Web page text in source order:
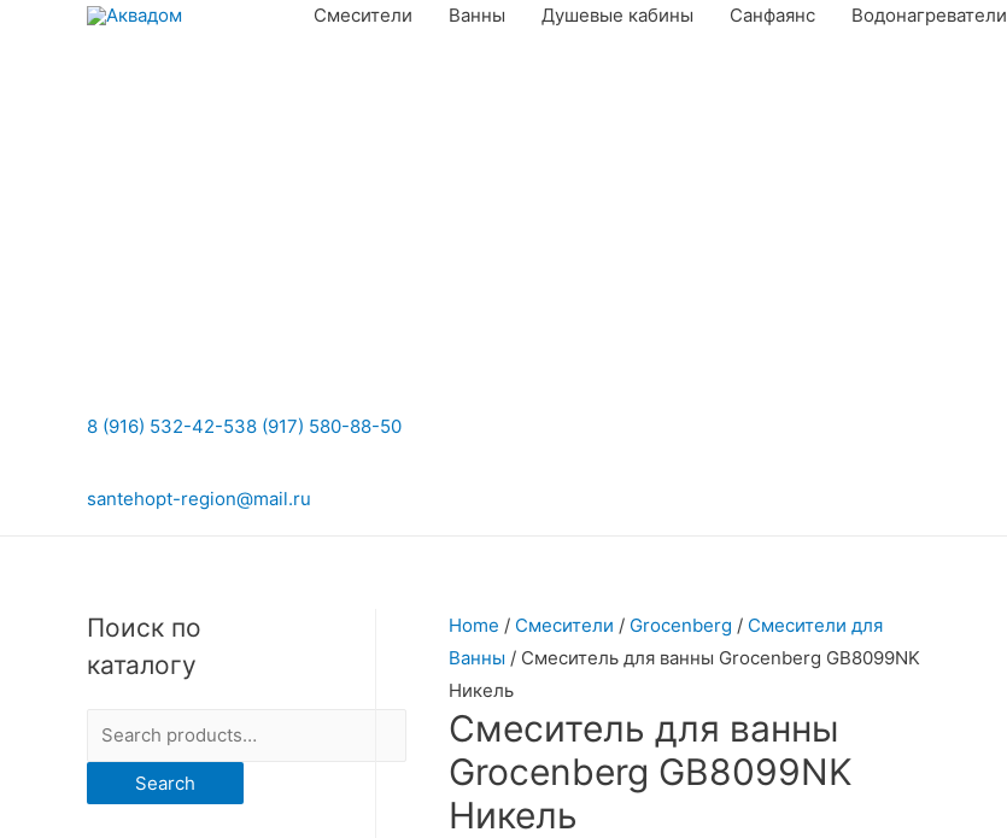
Смесители Ванны Душевые кабины Санфаянс Водонагреватели
8 (916) 532-42-538 (917) 580-88-50
santehopt-region@mail.ru
Поиск по
каталогу
e
a
Search
Home / Смесители / Grocenberg / Смесители для
Ванны / Смеситель для ванны Grocenberg GB8099NK
Никель
Смеситель для ванны
Grocenberg GB8099NK
Никель